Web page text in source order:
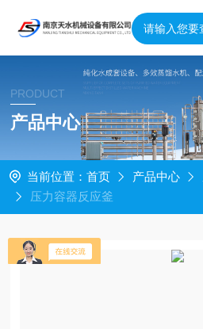
PRODUCT
产品中心
当前位置： 首页 产品中心
压力容器反应釜